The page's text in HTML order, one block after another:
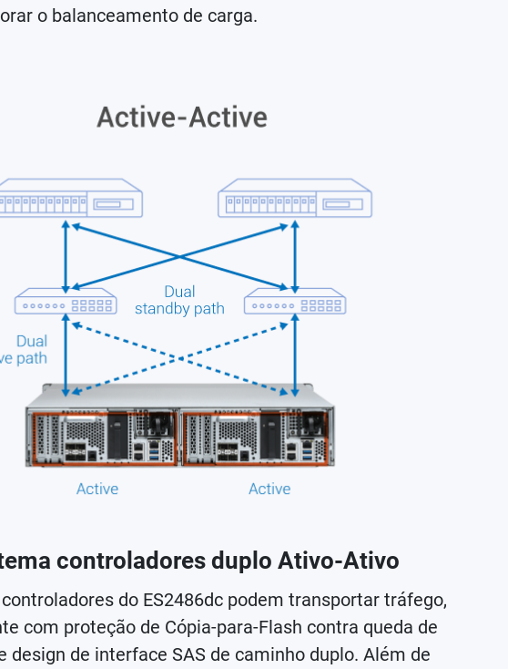
o balanceamento de carga.
controladores duplo Ativo-Ativo
do ES2486dc podem transportar tráfego,
com proteção de Cópia-para-Flash contra queda de
design de interface SAS de caminho duplo. Além de